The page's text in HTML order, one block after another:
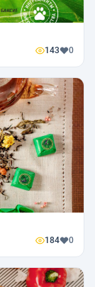
143 0
184 0